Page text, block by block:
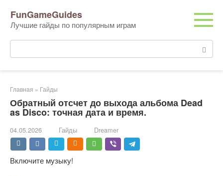
контенту
FunGameGuides
Лучшие гайды по популярным играм
Поиск:
Главная » Гайды
Обратный отсчет до выхода альбома Dead
as Disco: точная дата и время.
04.05.2026 Гайды Dreamer
Включите музыку!